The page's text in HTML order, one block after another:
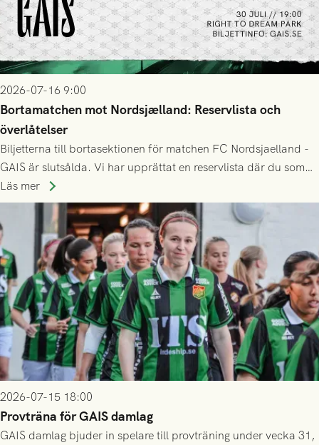
2026-07-16 9:00
Bortamatchen mot Nordsjælland: Reservlista och
överlåtelser
Biljetterna till bortasektionen för matchen FC Nordsjaelland -
GAIS är slutsålda. Vi har upprättat en reservlista där du som
ännu inte har någon biljett kan anmäla ditt intresse. Du kan
inte själv överlåta din biljett till någon annan.
Läs mer
2026-07-15 18:00
Provträna för GAIS damlag
GAIS damlag bjuder in spelare till provträning under vecka 31,